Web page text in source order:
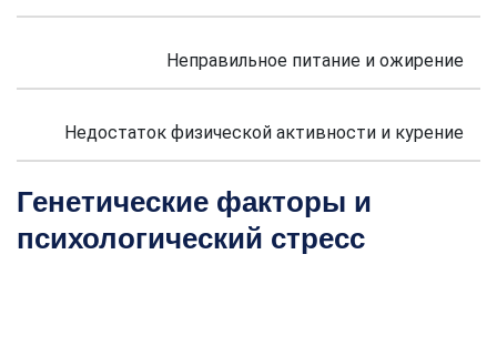
Неправильное питание и ожирение
Недостаток физической активности и курение
Генетические факторы и
психологический стресс